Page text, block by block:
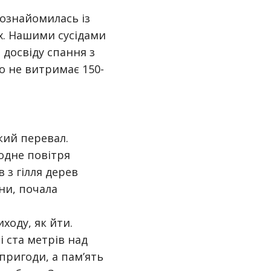
із
Нашими сусідами
спання з
не витримає 150-
перевал.
повітря
з гілля дерев
почала
як йти.
ста метрів над
а пам’ять